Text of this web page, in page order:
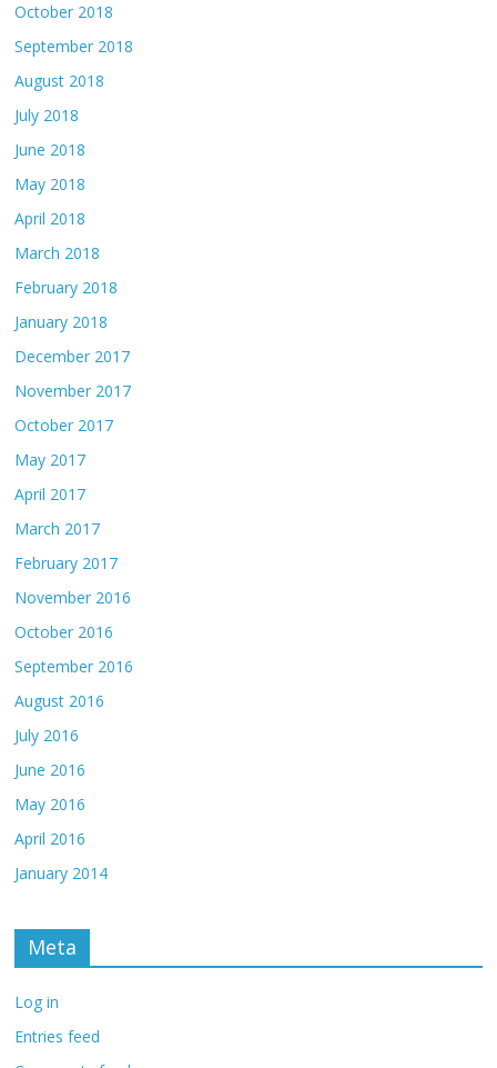
October 2018
September 2018
August 2018
July 2018
June 2018
May 2018
April 2018
March 2018
February 2018
January 2018
December 2017
November 2017
October 2017
May 2017
April 2017
March 2017
February 2017
November 2016
October 2016
September 2016
August 2016
July 2016
June 2016
May 2016
April 2016
January 2014
Meta
Log in
Entries feed